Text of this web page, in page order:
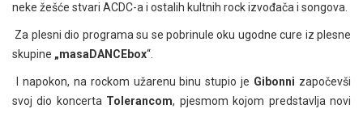
neke žešće stvari ACDC-a i ostalih kultnih rock izvođača i songova.
Za plesni dio programa su se pobrinule oku ugodne cure iz plesne
skupine „masaDANCEbox“.
I napokon, na rockom užarenu binu stupio je Gibonni započevši
svoj dio koncerta Tolerancom, pjesmom kojom predstavlja novi